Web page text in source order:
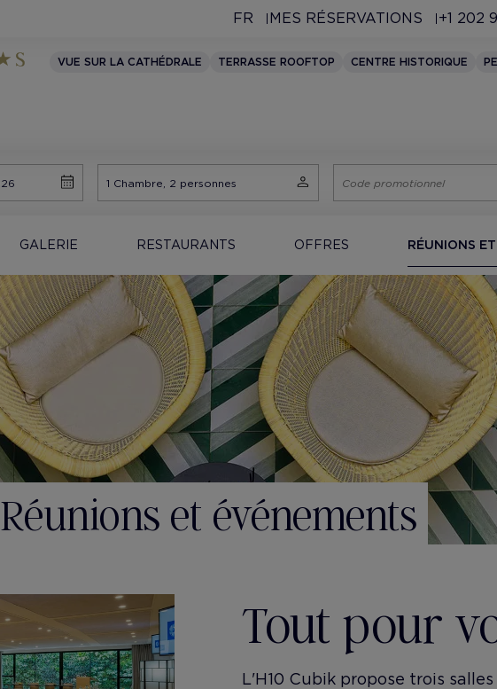
FR MES RÉSERVATIONS +1 202
VUE SUR LA CATHÉDRALE TERRASSE ROOFTOP CENTRE HISTORIQUE
GALERIE RESTAURANTS OFFRES RÉUNIONS
Réunions et événements
Tout pour
L'H10 Cubik propose trois